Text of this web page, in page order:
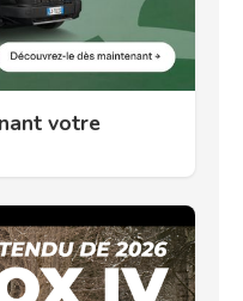
votre